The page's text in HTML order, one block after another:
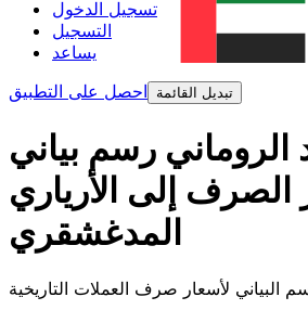
تسجيل الدخول
التسجيل
يساعد
احصل على التطبيق
تبديل القائمة
الروماني رسم بياني
إلى الأرياري
المدغشقري